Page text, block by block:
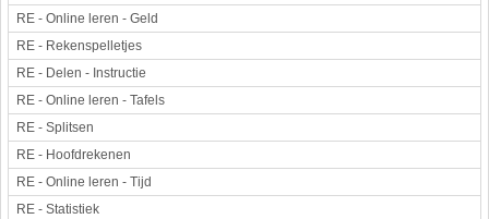
RE - Online leren - Geld
RE - Rekenspelletjes
RE - Delen - Instructie
RE - Online leren - Tafels
RE - Splitsen
RE - Hoofdrekenen
RE - Online leren - Tijd
RE - Statistiek